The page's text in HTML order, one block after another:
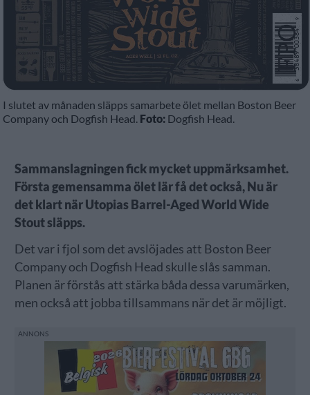
I slutet av månaden släpps samarbete ölet mellan Boston Beer
Company och Dogfish Head. Foto: Dogfish Head.
Sammanslagningen fick mycket uppmärksamhet.
Första gemensamma ölet lär få det också, Nu är
det klart när Utopias Barrel-Aged World Wide
Stout släpps.
Det var i fjol som det avslöjades att Boston Beer
Company och Dogfish Head skulle slås samman.
Planen är förstås att stärka båda dessa varumärken,
men också att jobba tillsammans när det är möjligt.